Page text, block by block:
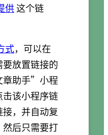
供这个链
式，可以在
放置链接的
助手”小程
该小程序链
，并自动复
后只需要打